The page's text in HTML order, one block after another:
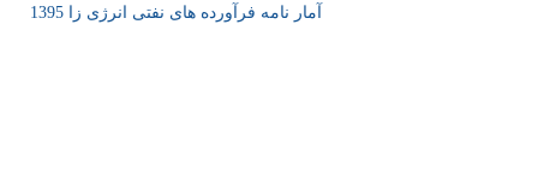
آمار نامه فرآورده های نفتی انرژی زا 1395